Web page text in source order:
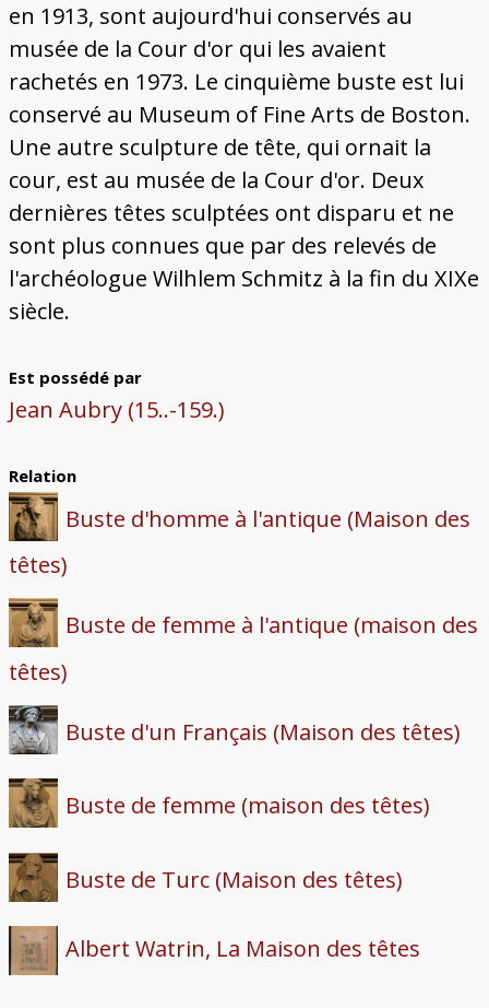
en 1913, sont aujourd'hui conservés au
musée de la Cour d'or qui les avaient
rachetés en 1973. Le cinquième buste est lui
conservé au Museum of Fine Arts de Boston.
Une autre sculpture de tête, qui ornait la
cour, est au musée de la Cour d'or. Deux
dernières têtes sculptées ont disparu et ne
sont plus connues que par des relevés de
l'archéologue Wilhlem Schmitz à la fin du XIXe
siècle.
Est possédé par
Jean Aubry (15..-159.)
Relation
Buste d'homme à l'antique (Maison des
têtes)
Buste de femme à l'antique (maison des
têtes)
Buste d'un Français (Maison des têtes)
Buste de femme (maison des têtes)
Buste de Turc (Maison des têtes)
Albert Watrin, La Maison des têtes